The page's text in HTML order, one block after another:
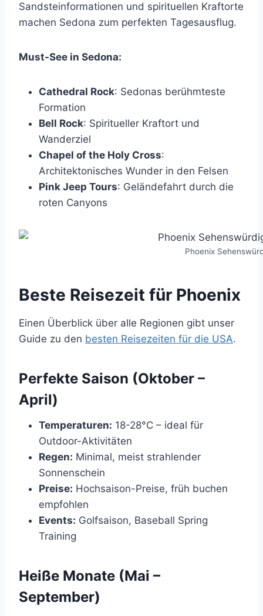
Sandsteinformationen und spirituellen Kraftorte
machen Sedona zum perfekten Tagesausflug.
Must-See in Sedona:
Cathedral Rock: Sedonas berühmteste
Formation
Bell Rock: Spiritueller Kraftort und
Wanderziel
Chapel of the Holy Cross:
Architektonisches Wunder in den Felsen
Pink Jeep Tours: Geländefahrt durch die
roten Canyons
Phoenix
Beste Reisezeit für Phoenix
Einen Überblick über alle Regionen gibt unser
Guide zu den besten Reisezeiten für die USA.
Perfekte Saison (Oktober –
April)
Temperaturen: 18-28°C – ideal für
Outdoor-Aktivitäten
Regen: Minimal, meist strahlender
Sonnenschein
Preise: Hochsaison-Preise, früh buchen
empfohlen
Events: Golfsaison, Baseball Spring
Training
Heiße Monate (Mai –
September)